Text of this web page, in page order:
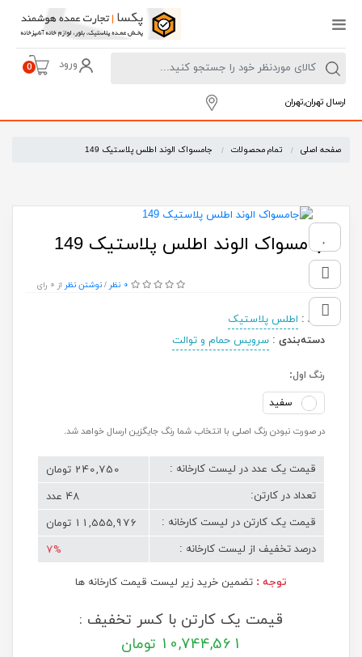
ورود 0
ارسال تهران,تهران
صفحه اصلی تمام محصولات جامسواک الوند اطلس پلاستیک 149
جامسواک الوند اطلس پلاستیک 149
0 نظر / نوشتن نظر از 0 رای
برند : اطلس پلاستیک
دسته‌بندی : سرویس حمام و توالت
رنگ اول:
سفید
در صورت نبودن رنگ اصلی با انتخاب شما رنگ جایگزین ارسال خواهد شد.
قیمت یک عدد در لیست کارخانه : 240,750 تومان
تعداد در کارتن: 48 عدد
قیمت یک کارتن در لیست کارخانه : 11,555,976 تومان
درصد تخفیف از لیست کارخانه : 7%
توجه : تضمین خرید زیر لیست قیمت کارخانه ها
قیمت یک کارتن با کسر تخفیف :
10,744,561 تومان